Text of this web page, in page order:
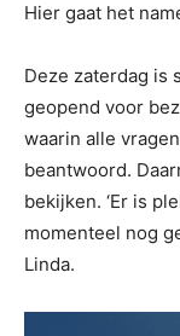
Hier gaat het
Deze zaterdag is
geopend voor
waarin alle
beantwoord.
bekijken. ‘Er is
momenteel nog
Linda.